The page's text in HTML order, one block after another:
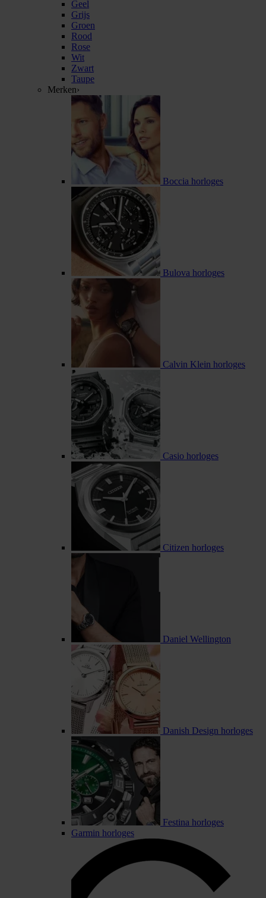
Geel
Grijs
Groen
Rood
Rose
Wit
Zwart
Taupe
Merken›
Boccia horloges
Bulova horloges
Calvin Klein horloges
Casio horloges
Citizen horloges
Daniel Wellington
Danish Design horloges
Festina horloges
Garmin horloges